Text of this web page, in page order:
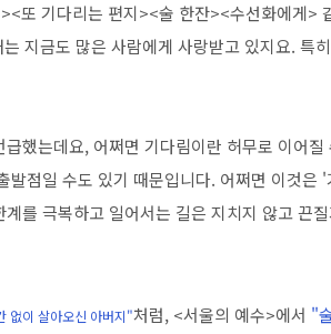
또 기다리는 편지><술 한잔><수선화에게>
지금도 많은 사람에게 사랑받고 있지요. 특
했는데요, 어쩌면 기다림이란 허무로 이어
점일 수도 있기 때문입니다. 어쩌면 이것은
를 극복하고 일어서는 길은 지치지 않고 끈
없이 살아오신 아버지"처럼, <서울의 예수>에서 "